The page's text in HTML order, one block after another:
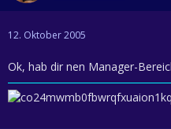
12. Oktober 2005
Ok, hab dir nen Manager-